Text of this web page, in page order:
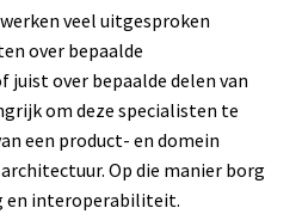
veel uitgesproken
over bepaalde
over bepaalde delen van
om deze specialisten te
een product- en domein
Op die manier borg
en interoperabiliteit.